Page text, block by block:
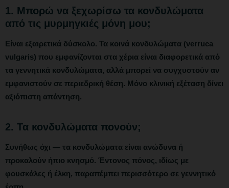
1. Μπορώ να ξεχωρίσω τα κονδυλώματα
από τις μυρμηγκιές μόνη μου;
Είναι εξαιρετικά δύσκολο. Τα κοινά κονδυλώματα (verruca
vulgaris) που εμφανίζονται στα χέρια είναι διαφορετικά από
τα γεννητικά κονδυλώματα, αλλά μπορεί να συγχυστούν αν
εμφανιστούν σε περιεδρική θέση. Μόνο κλινική εξέταση δίνει
αξιόπιστη απάντηση.
2. Τα κονδυλώματα πονούν;
Συνήθως όχι — τα κονδυλώματα είναι ανώδυνα ή
προκαλούν ήπιο κνησμό. Έντονος πόνος, ιδίως με
φουσκάλες ή έλκη, παραπέμπει περισσότερο σε γεννητικό